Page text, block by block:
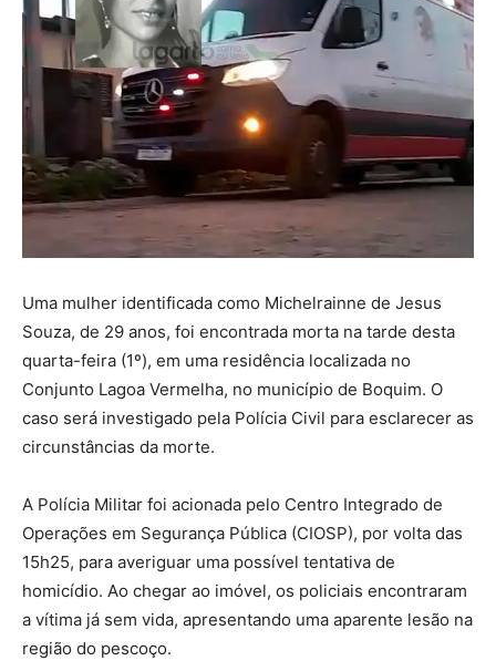
Uma mulher identificada como Michelrainne de Jesus
Souza, de 29 anos, foi encontrada morta na tarde desta
quarta-feira (1º), em uma residência localizada no
Conjunto Lagoa Vermelha, no município de Boquim. O
caso será investigado pela Polícia Civil para esclarecer as
circunstâncias da morte.
A Polícia Militar foi acionada pelo Centro Integrado de
Operações em Segurança Pública (CIOSP), por volta das
15h25, para averiguar uma possível tentativa de
homicídio. Ao chegar ao imóvel, os policiais encontraram
a vítima já sem vida, apresentando uma aparente lesão na
região do pescoço.